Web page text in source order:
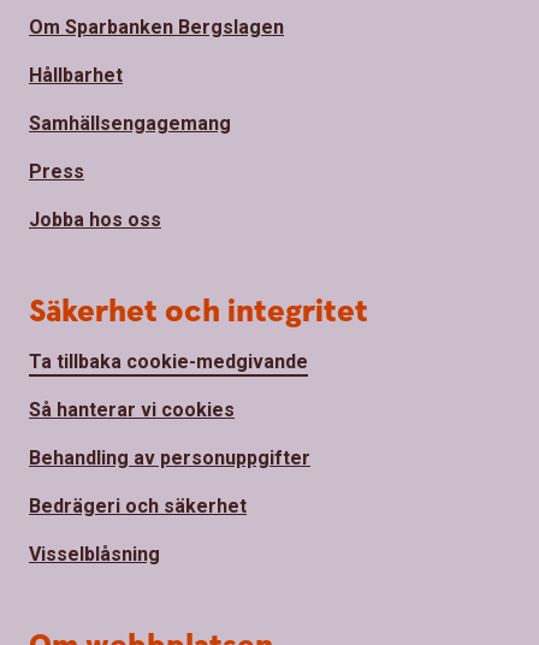
Om Sparbanken Bergslagen
Hållbarhet
Samhällsengagemang
Press
Jobba hos oss
Säkerhet och integritet
Ta tillbaka cookie-medgivande
Så hanterar vi cookies
Behandling av personuppgifter
Bedrägeri och säkerhet
Visselblåsning